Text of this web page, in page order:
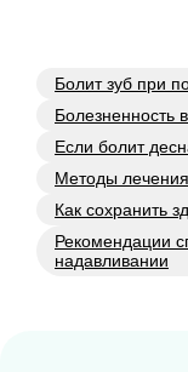
Болит зуб при
Болезненность
Если болит
Методы
Как сохранить
Рекомендации
надавливании